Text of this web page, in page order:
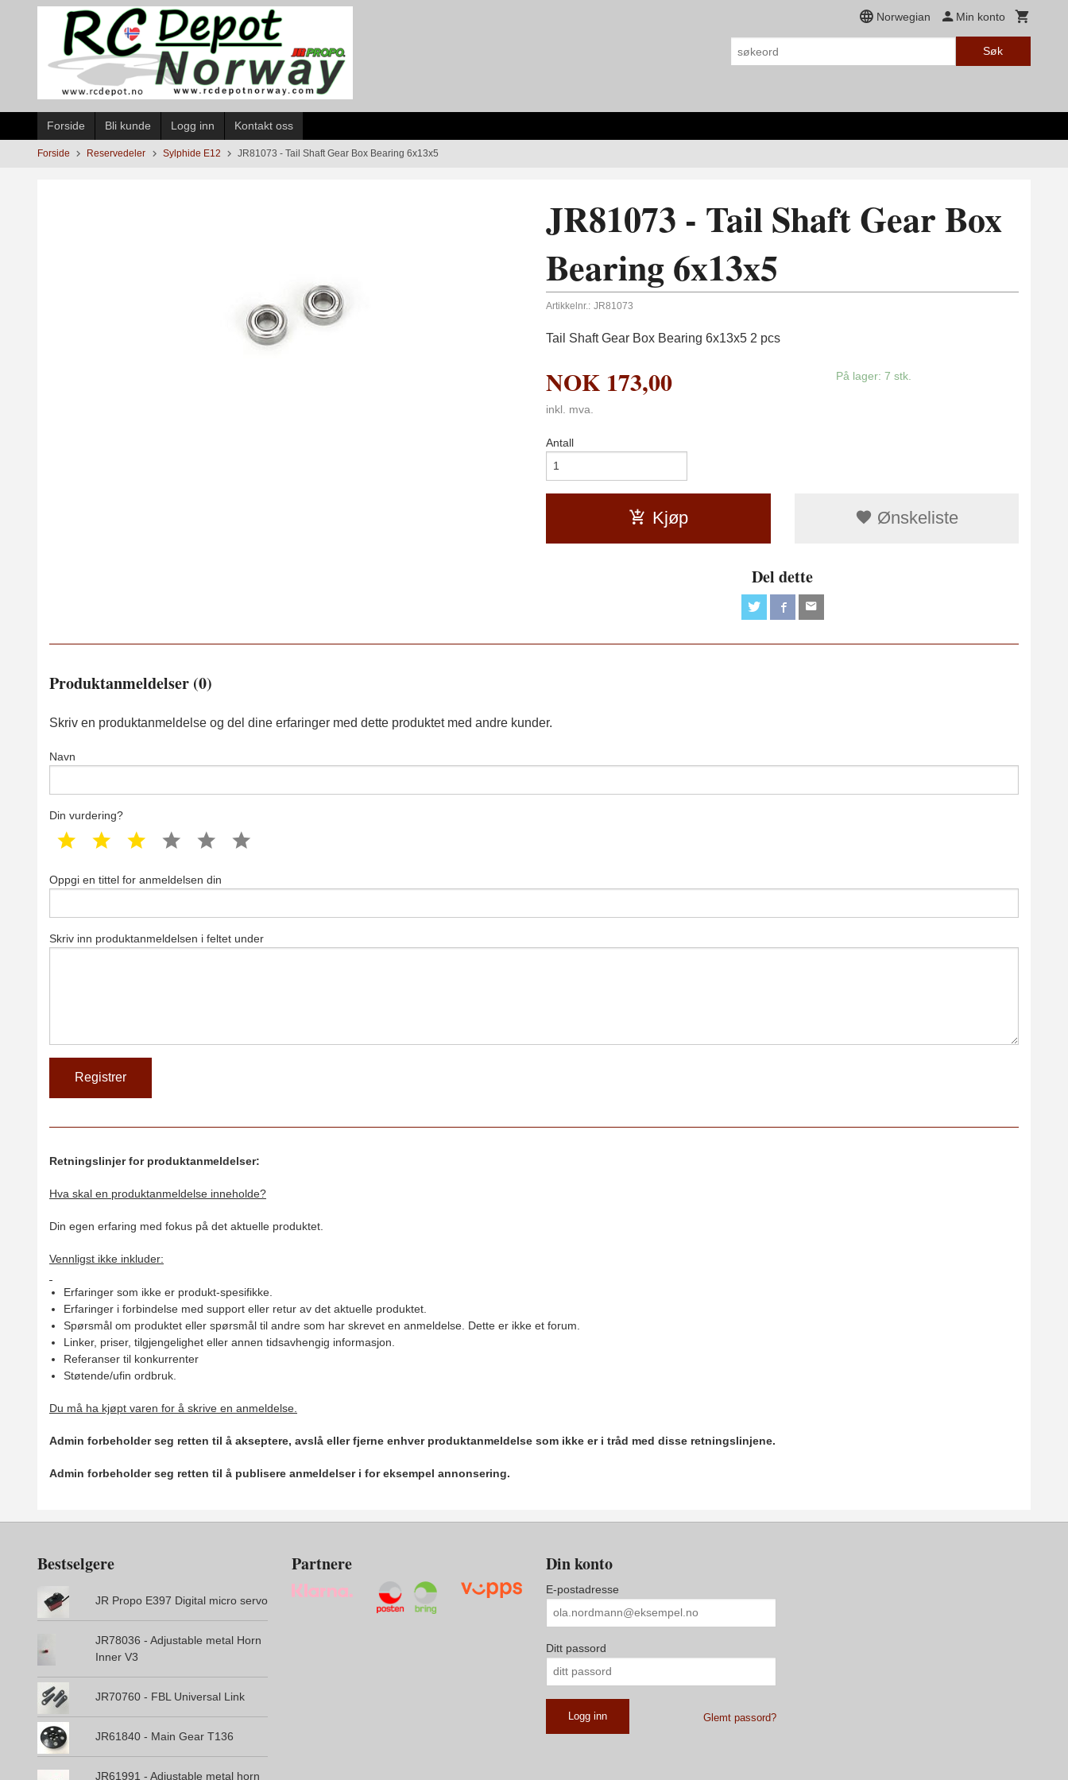
Norwegian Min konto
Søk
Forside Bli kunde Logg inn Kontakt oss
Forside Reservedeler Sylphide E12 JR81073 - Tail Shaft Gear Box Bearing 6x13x5
JR81073 - Tail Shaft Gear Box
Bearing 6x13x5
Artikkelnr.: JR81073
Tail Shaft Gear Box Bearing 6x13x5 2 pcs
NOK 173,00
inkl. mva.
På lager: 7 stk.
Antall
Kjøp Ønskeliste
Del dette
Produktanmeldelser (0)
Skriv en produktanmeldelse og del dine erfaringer med dette produktet med andre kunder.
Navn
Din vurdering?
1 star 2 star 3 star 4 star 5 star
Oppgi en tittel for anmeldelsen din
Skriv inn produktanmeldelsen i feltet under
Retningslinjer for produktanmeldelser:
Hva skal en produktanmeldelse inneholde?
Din egen erfaring med fokus på det aktuelle produktet.
Vennligst ikke inkluder:
Erfaringer som ikke er produkt-spesifikke.
Erfaringer i forbindelse med support eller retur av det aktuelle produktet.
Spørsmål om produktet eller spørsmål til andre som har skrevet en anmeldelse. Dette er ikke et forum.
Linker, priser, tilgjengelighet eller annen tidsavhengig informasjon.
Referanser til konkurrenter
Støtende/ufin ordbruk.
Du må ha kjøpt varen for å skrive en anmeldelse.
Admin forbeholder seg retten til å akseptere, avslå eller fjerne enhver produktanmeldelse som ikke er i tråd med disse retningslinjene.
Admin forbeholder seg retten til å publisere anmeldelser i for eksempel annonsering.
Bestselgere
JR Propo E397 Digital micro servo
JR78036 - Adjustable metal Horn
Inner V3
JR70760 - FBL Universal Link
JR61840 - Main Gear T136
JR61991 - Adjustable metal horn
Partnere Din konto
E-postadresse
Ditt passord
Glemt passord?